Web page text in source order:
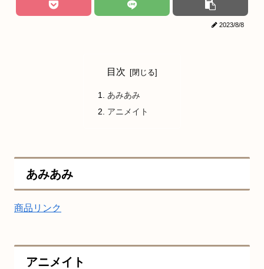
2023/8/8
目次
あみあみ
アニメイト
あみあみ
商品リンク
アニメイト